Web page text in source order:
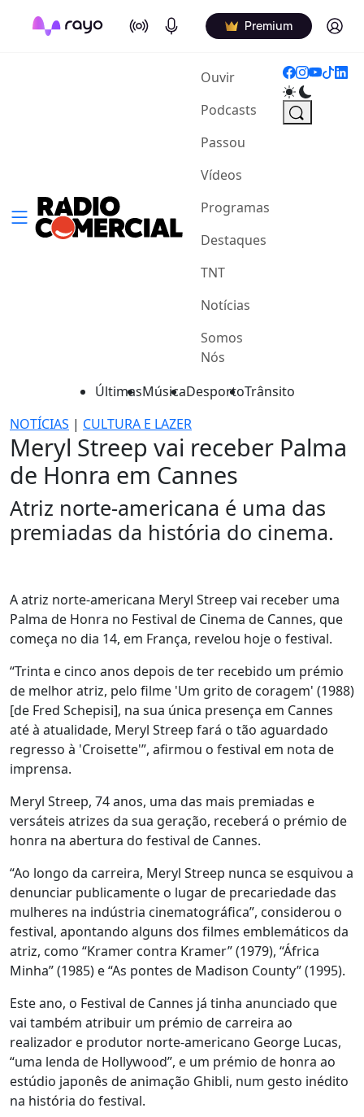
On Air Podcasts Premium Log in
Ouvir(current)
Podcasts
Passou
Vídeos
Programas
Destaques
TNT
Notícias
Somos
Nós
ÚltimasMúsicaDesportoTrânsito
NOTÍCIAS | CULTURA E LAZER
Meryl Streep vai receber Palma
de Honra em Cannes
Atriz norte-americana é uma das
premiadas da história do cinema.
A atriz norte-americana Meryl Streep vai receber uma
Palma de Honra no Festival de Cinema de Cannes, que
começa no dia 14, em França, revelou hoje o festival.
“Trinta e cinco anos depois de ter recebido um prémio
de melhor atriz, pelo filme 'Um grito de coragem' (1988)
[de Fred Schepisi], na sua única presença em Cannes
até à atualidade, Meryl Streep fará o tão aguardado
regresso à 'Croisette'”, afirmou o festival em nota de
imprensa.
Meryl Streep, 74 anos, uma das mais premiadas e
versáteis atrizes da sua geração, receberá o prémio de
honra na abertura do festival de Cannes.
“Ao longo da carreira, Meryl Streep nunca se esquivou a
denunciar publicamente o lugar de precariedade das
mulheres na indústria cinematográfica”, considerou o
festival, apontando alguns dos filmes emblemáticos da
atriz, como “Kramer contra Kramer” (1979), “África
Minha” (1985) e “As pontes de Madison County” (1995).
Este ano, o Festival de Cannes já tinha anunciado que
vai também atribuir um prémio de carreira ao
realizador e produtor norte-americano George Lucas,
“uma lenda de Hollywood”, e um prémio de honra ao
estúdio japonês de animação Ghibli, num gesto inédito
na história do festival.